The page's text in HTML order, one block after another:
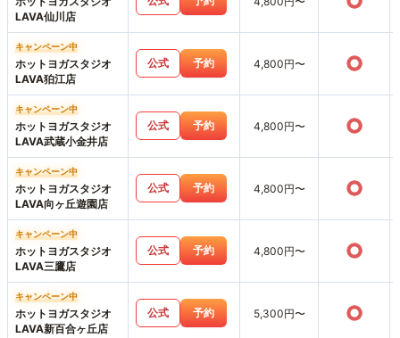
LAVA仙川店
キャンペーン中
ホットヨガスタジオ
LAVA狛江店
公式 予約 4,800円〜 ○
キャンペーン中
ホットヨガスタジオ
LAVA武蔵小金井店
公式 予約 4,800円〜 ○
キャンペーン中
ホットヨガスタジオ
LAVA向ヶ丘遊園店
公式 予約 4,800円〜 ○
キャンペーン中
ホットヨガスタジオ
LAVA三鷹店
公式 予約 4,800円〜 ○
キャンペーン中
ホットヨガスタジオ
LAVA新百合ヶ丘店
公式 予約 5,300円〜 ○